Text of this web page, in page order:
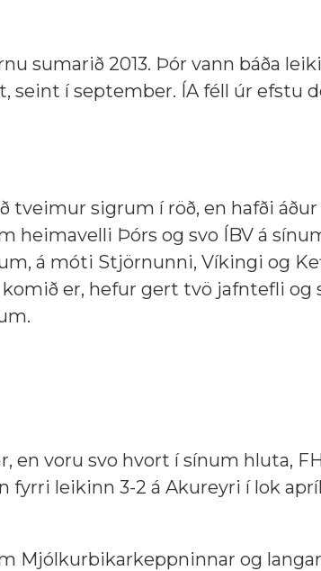
sumarið 2013. Þór vann báða
seint í september. ÍA féll úr efstu
sigrum í röð, en hafði áður
heimavelli Þórs og svo ÍBV á
á móti Stjörnunni, Víkingi og
er, hefur gert tvö jafntefli og
voru svo hvort í sínum hluta,
fyrri leikinn 3-2 á Akureyri í lok
Mjólkurbikarkeppninnar og